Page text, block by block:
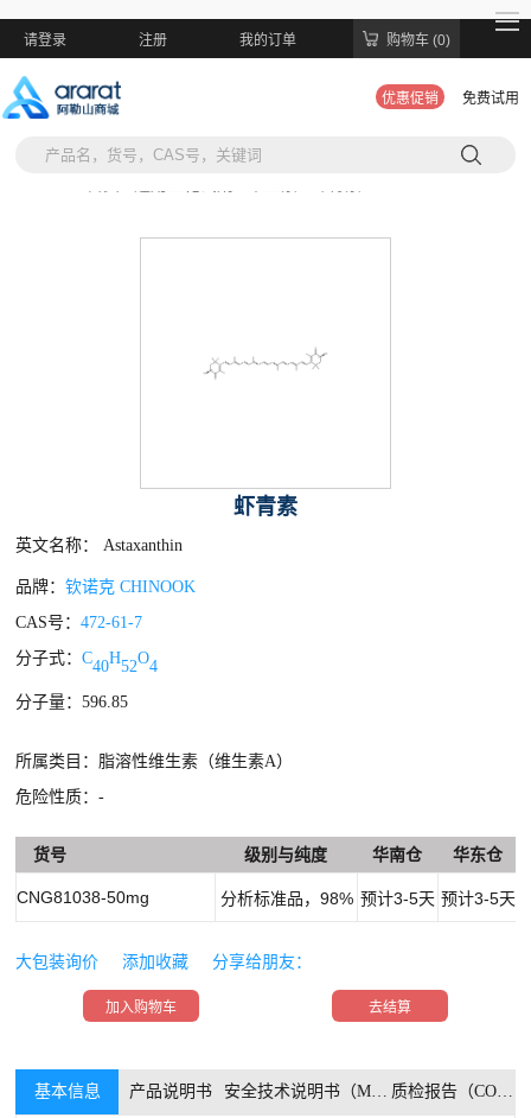
请登录 注册 我的订单 购物车 (0)
优惠促销 免费试用
虾青素
英文名称： Astaxanthin
品牌：钦诺克 CHINOOK
CAS号：472-61-7
分子式：C40H52O4
分子量：596.85
所属类目：脂溶性维生素（维生素A）
危险性质：-
货号 级别与纯度 华南仓 华东仓
CNG81038-50mg 分析标准品，98% 预计3-5天 预计3-5天
大包装询价 添加收藏 分享给朋友：
加入购物车 去结算
基本信息 产品说明书 安全技术说明书（MSDS） 质检报告（COA）